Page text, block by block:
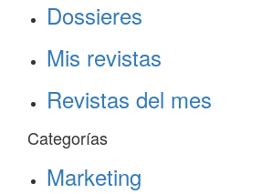
Dossieres
Mis revistas
Revistas del mes
Categorías
Marketing